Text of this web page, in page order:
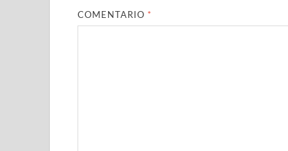
COMENTARIO *